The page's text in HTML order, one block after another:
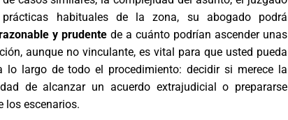
habituales de la zona, su abogado podrá
y prudente de a cuánto podrían ascender unas
aunque no vinculante, es vital para que usted pueda
lo largo de todo el procedimiento: decidir si merece la
de alcanzar un acuerdo extrajudicial o prepararse
los escenarios.